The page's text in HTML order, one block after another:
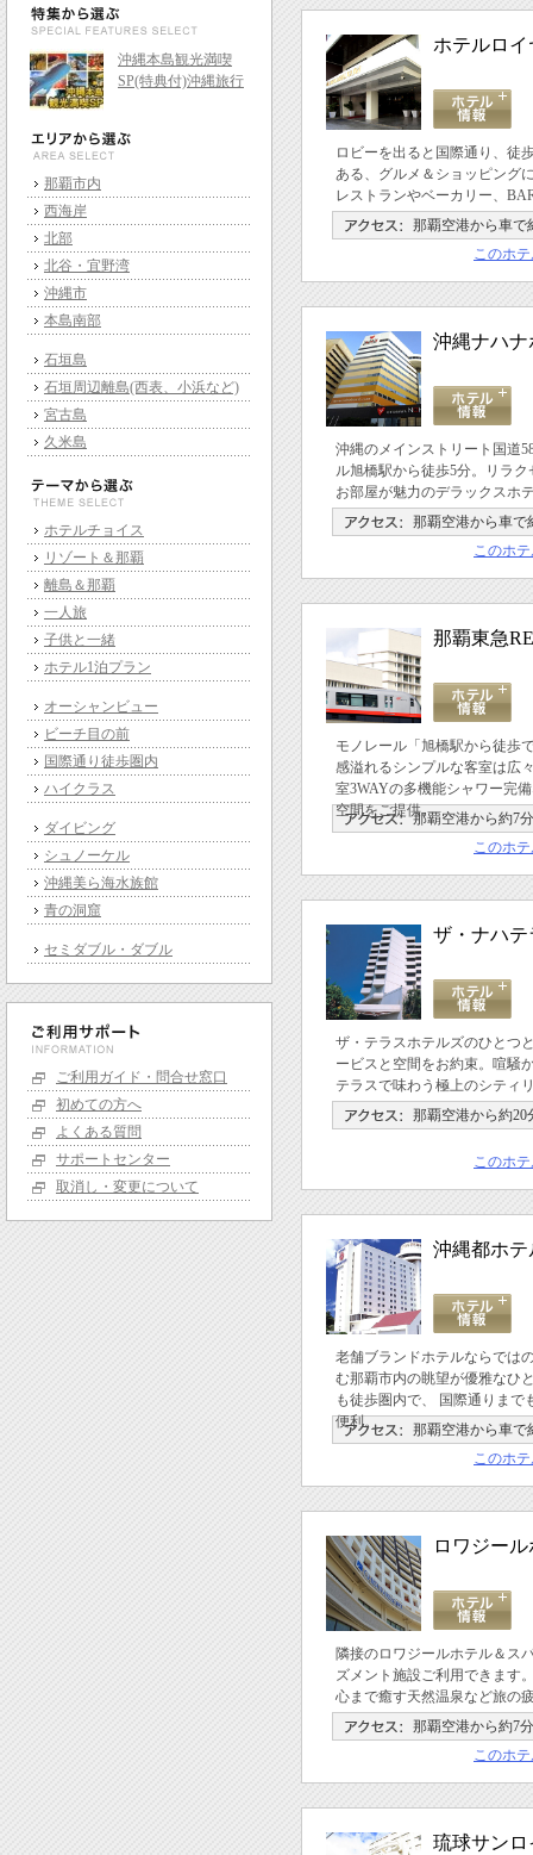
ホテルロ
ロビーを出ると国際通り、徒
ある、グルメ＆ショッピング
レストランやベーカリー、
那覇空港から車で
このホ
沖縄ナハ
沖縄のメインストリート国道
ル旭橋駅から徒歩5分。リラ
お部屋が魅力のデラックスホ
那覇空港から車で
このホ
那覇東急
モノレール「旭橋駅から徒歩
感溢れるシンプルな客室は広
室3WAYの多機能シャワー完
空間をご提供。那覇空港から約7分
このホ
ザ・ナハテ
ザ・テラスホテルズのひとつ
ービスと空間をお約束。喧騒
テラスで味わう極上のシティ
那覇空港から約20
このホ
沖縄都ホテ
老舗ブランドホテルならでは
む那覇市内の眺望が優雅なひ
も徒歩圏内で、 国際通りまで
便利。
那覇空港から車で
このホ
ロワジー
隣接のロワジールホテル＆ス
ズメント施設ご利用できます
心まで癒す天然温泉など旅の
那覇空港から約7分
このホ
琉球サン
沖縄本島観光満喫
SP(特典付)沖縄旅行
那覇市内
西海岸
北部
北谷・宜野湾
沖縄市
本島南部
石垣島
石垣周辺離島(西表、小浜など)
宮古島
久米島
ホテルチョイス
リゾート＆那覇
離島＆那覇
一人旅
子供と一緒
ホテル1泊プラン
オーシャンビュー
ビーチ目の前
国際通り徒歩圏内
ハイクラス
ダイビング
シュノーケル
沖縄美ら海水族館
青の洞窟
セミダブル・ダブル
ご利用ガイド・問合せ窓口
初めての方へ
よくある質問
サポートセンター
取消し・変更について